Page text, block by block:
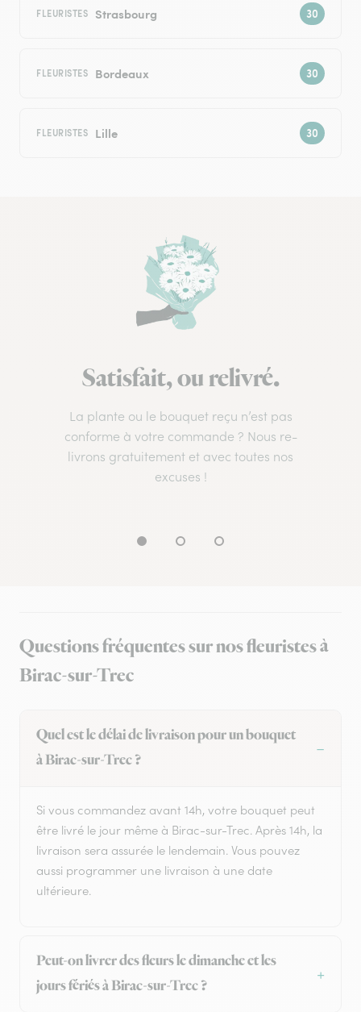
FLEURISTES Strasbourg
FLEURISTES Bordeaux
FLEURISTES Lille
Satisfait, ou relivré.
La plante ou le bouquet reçu n’est pas
conforme à votre commande ? Nous re-
livrons gratuitement et avec toutes nos
excuses !
Questions fréquentes sur nos fleuristes à
Birac-sur-Trec
Quel est le délai de livraison pour un bouquet
à Birac-sur-Trec ?
Si vous commandez avant 14h, votre bouquet peut
être livré le jour même à Birac-sur-Trec. Après 14h, la
livraison sera assurée le lendemain. Vous pouvez
aussi programmer une livraison à une date
ultérieure.
Peut-on livrer des fleurs le dimanche et les
jours fériés à Birac-sur-Trec ?